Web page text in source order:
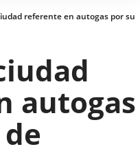
referente en autogas por su
autogas